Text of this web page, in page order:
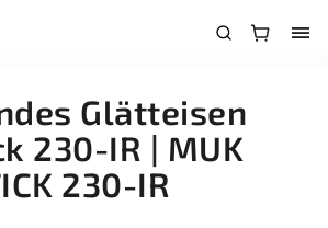
Glätteisen
230-IR | MUK
230-IR